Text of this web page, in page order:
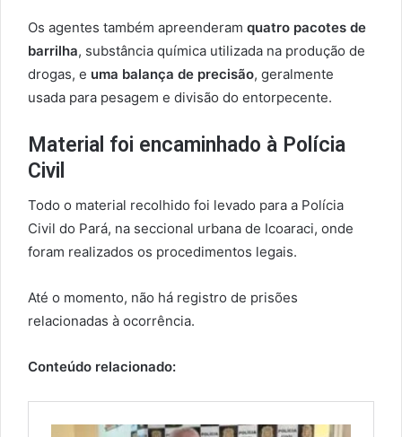
Os agentes também apreenderam quatro pacotes de
barrilha, substância química utilizada na produção de
drogas, e uma balança de precisão, geralmente
usada para pesagem e divisão do entorpecente.
Material foi encaminhado à Polícia
Civil
Todo o material recolhido foi levado para a Polícia
Civil do Pará, na seccional urbana de Icoaraci, onde
foram realizados os procedimentos legais.
Até o momento, não há registro de prisões
relacionadas à ocorrência.
Conteúdo relacionado: